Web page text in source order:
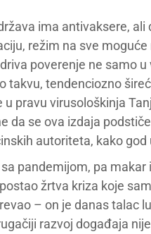
ima antivaksere, ali
režim na sve moguće
poverenje ne samo u
takvu, tendenciozno
pravu virusološkinja
da se ova izdaja
autoriteta, kako god
pandemijom, pa
žrtva kriza koje
– on je danas talac
razvoj događaja